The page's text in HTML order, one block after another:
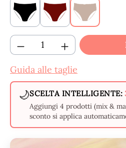
Black Claret Beige
Quantità del prodotto:
Guida alle taglie
🌙SCELTA INTELLIGENTE:
Aggiungi 4 prodotti (mix &
sconto si applica